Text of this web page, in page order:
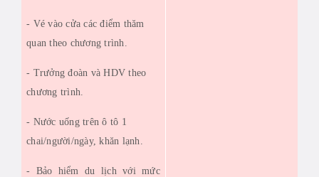
- Vé vào cửa các điểm thăm
quan theo chương trình.
- Trưởng đoàn và HDV theo
chương trình.
- Nước uống trên ô tô 1
chai/người/ngày, khăn lạnh.
- Bảo hiểm du lịch với mức